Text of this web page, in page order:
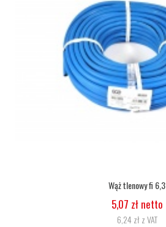
Wąż tlenowy fi 6,3
5,07 zł netto
6,24 zł z VAT